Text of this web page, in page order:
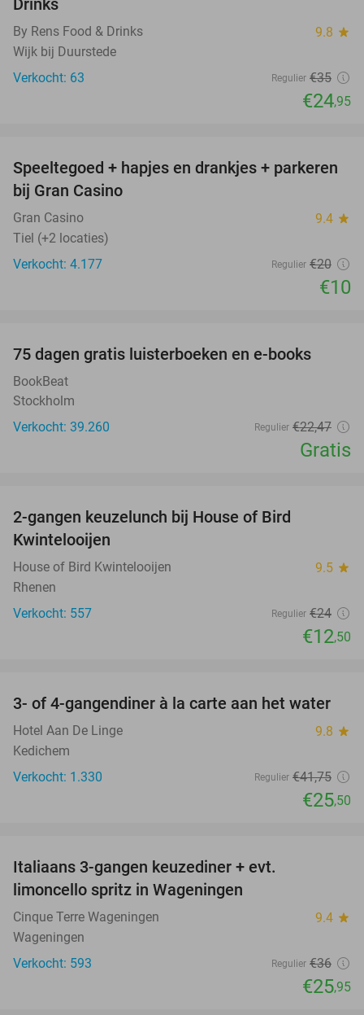
Drinks
By Rens Food & Drinks 9.8 star
Wijk bij Duurstede
Verkocht: 63
Regulier €35
€24,95
50%
Speeltegoed + hapjes en drankjes + parkeren
bij Gran Casino
Gran Casino 9.4 star
Tiel (+2 locaties)
Verkocht: 4.177
Regulier €20
€10
75 dagen gratis luisterboeken en e-books
BookBeat
Stockholm
Verkocht: 39.260
Regulier €22,47
Gratis
2-gangen keuzelunch bij House of Bird
Kwintelooijen
House of Bird Kwintelooijen 9.5 star
Rhenen
Verkocht: 557
Regulier €24
€12,50
39%
3- of 4-gangendiner à la carte aan het water
Hotel Aan De Linge 9.8 star
Kedichem
Verkocht: 1.330
Regulier €41,75
€25,50
Italiaans 3-gangen keuzediner + evt.
limoncello spritz in Wageningen
Cinque Terre Wageningen 9.4 star
Wageningen
Verkocht: 593
Regulier €36
€25,95